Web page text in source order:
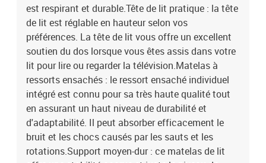
est respirant et durable.Tête de lit pratique : la tête
de lit est réglable en hauteur selon vos
préférences. La tête de lit vous offre un excellent
soutien du dos lorsque vous êtes assis dans votre
lit pour lire ou regarder la télévision.Matelas à
ressorts ensachés : le ressort ensaché individuel
intégré est connu pour sa très haute qualité tout
en assurant un haut niveau de durabilité et
d'adaptabilité. Il peut absorber efficacement le
bruit et les chocs causés par les sauts et les
rotations.Support moyen-dur : ce matelas de lit